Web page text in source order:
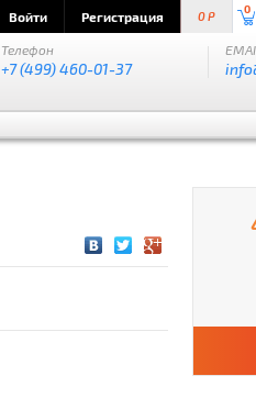
Войти Регистрация 0 P
0
Телефон
+7 (499) 460-01-37